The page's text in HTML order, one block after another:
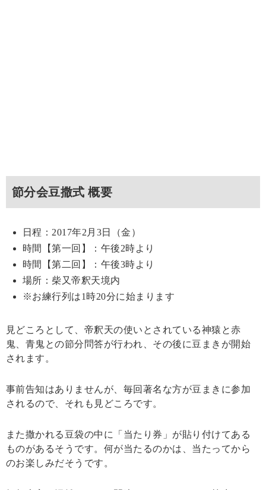
節分会豆撒式 概要
日程：2017年2月3日（金）
時間【第一回】：午後2時より
時間【第二回】：午後3時より
場所：柴又帝釈天境内
※お練行列は1時20分に始まります
見どころとして、帝釈天の使いとされている神猿と赤
鬼、青鬼との節分問答が行われ、その後に豆まきが開始
されます。
事前告知はありませんが、毎回著名な方が豆まきに参加
されるので、それも見どころです。
また撒かれる豆袋の中に「当たり券」が貼り付けてある
ものがあるそうです。何が当たるのかは、当たってから
のお楽しみだそうです。